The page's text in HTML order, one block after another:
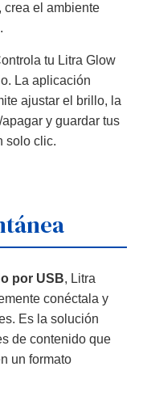
crea el ambiente
tu Litra Glow
La aplicación
ajustar el brillo, la
y guardar tus
solo clic.
por USB, Litra
conéctala y
Es la solución
de contenido que
un formato